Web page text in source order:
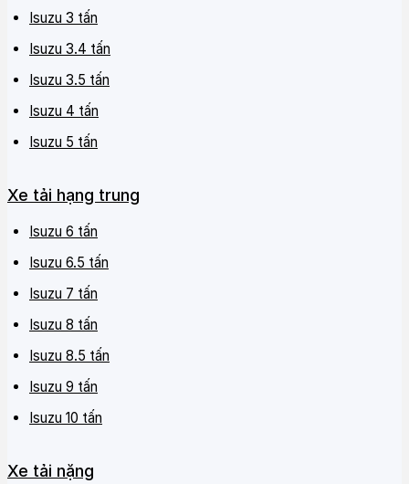
Isuzu 3 tấn
Isuzu 3.4 tấn
Isuzu 3.5 tấn
Isuzu 4 tấn
Isuzu 5 tấn
Xe tải hạng trung
Isuzu 6 tấn
Isuzu 6.5 tấn
Isuzu 7 tấn
Isuzu 8 tấn
Isuzu 8.5 tấn
Isuzu 9 tấn
Isuzu 10 tấn
Xe tải nặng